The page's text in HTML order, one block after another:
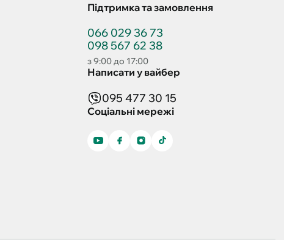
Підтримка та замовлення
066 029 36 73
098 567 62 38
з 9:00 до 17:00
Написати у вайбер
095 477 30 15
Соціальні мережі